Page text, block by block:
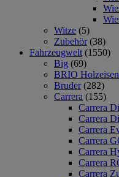
Witze (5)
Zubehör (38)
Fahrzeugwelt (1550)
Big (69)
BRIO
Bruder (282)
Carrera (155)
Carrera
Carrera
Carrera
Carrera
Carrera
Carrera
Carrera